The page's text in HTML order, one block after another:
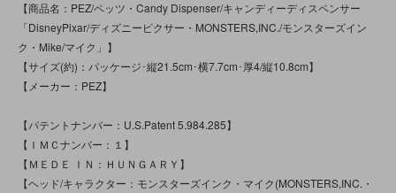
【商品名：PEZ/ペッツ・Candy Dispenser/キャンディーディスペンサー
「DisneyPixar/ディズニーピクサー・MONSTERS,INC./モンスターズイン
ク・Mike/マイク」】
【サイズ(約)：パッケージ･縦21.5cm･横7.7cm･厚4/縦10.8cm】
【メーカー：PEZ】
【パテントナンバー：U.S.Patent 5.984.285】
【ＩＭＣナンバー：１】
【ＭＥＤＥ ＩＮ：ＨＵＮＧＡＲＹ】
【ヘッド/キャラクター：モンスターズインク・マイク(MONSTERS,INC.・